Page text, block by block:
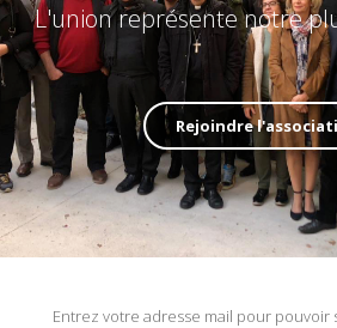
L'union représente notre
Rejoindre
Entrez votre adresse mail pour pouvoir